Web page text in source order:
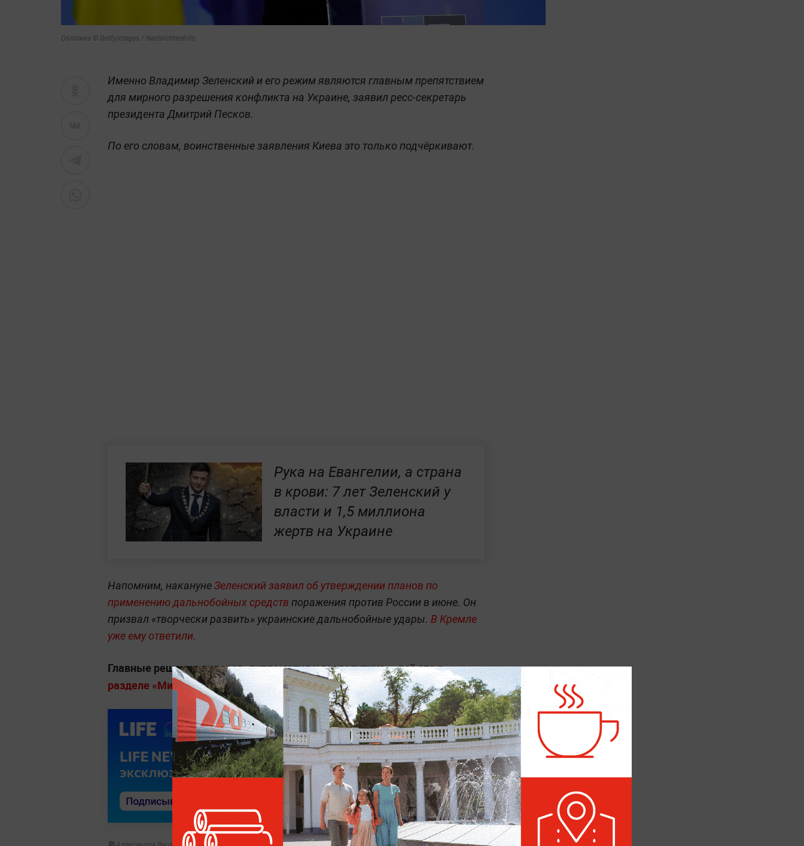
Обложка © Gettyimages / Nachrichtenfoto
Именно Владимир Зеленский и его режим являются главным препятствием
для мирного разрешения конфликта на Украине, заявил ресс-секретарь
президента Дмитрий Песков.
По его словам, воинственные заявления Киева это только подчёркивают.
Рука на Евангелии, а страна
в крови: 7 лет Зеленский у
власти и 1,5 миллиона
жертв на Украине
Напомним, наканунеЗеленский заявил об утверждении планов по
применению дальнобойных средств поражения против России в июне. Он
призвал «творчески развить» украинские дальнобойные удары. В Кремле
уже ему ответили.
Главные решения лидеров, дипломатия и геополитика — всё этов
разделе «Мировая политика» на Life.ru.